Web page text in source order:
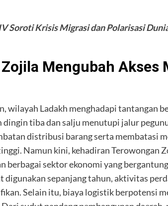
Soroti Krisis Migrasi dan Polarisasi
Mengubah Akses
wilayah Ladakh menghadapi tantangan
tiba dan salju menutupi jalur
distribusi barang serta membatasi
Namun kini, kehadiran Terowongan
berbagai sektor ekonomi yang
digunakan sepanjang tahun, aktivitas
Selain itu, biaya logistik berpotensi